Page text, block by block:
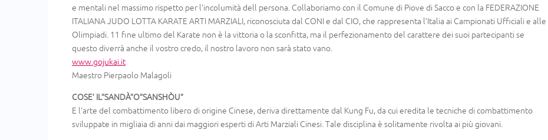
e mentali nel massimo rispetto per l’incolumità dell persona. Collaboriamo con il Comune di Piove di Sacco e con la FEDERAZIONE
ITALIANA JUDO LOTTA KARATE ARTI MARZIALI, riconosciuta dal CONI e dal CIO, che rappresenta l’Italia ai Campionati Ufficiali e alle
Olimpiadi. 11 fine ultimo del Karate non è la vittoria o la sconfitta, ma il perfezionamento del carattere dei suoi partecipanti se
questo diverrà anche il vostro credo, il nostro lavoro non sarà stato vano.
www.gojukai.it
Maestro Pierpaolo Malagoli
COSE’ IL”SANDÀ”O”SANSHÒU”
E l’arte del combattimento libero di origine Cinese, deriva direttamente dal Kung Fu, da cui eredita le tecniche di combattimento
sviluppate in migliaia di anni dai maggiori esperti di Arti Marziali Cinesi. Tale disciplina è solitamente rivolta ai più giovani.